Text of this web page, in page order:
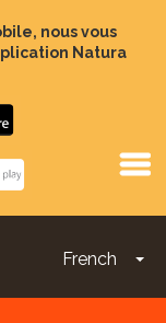
nous vous
Natura
French